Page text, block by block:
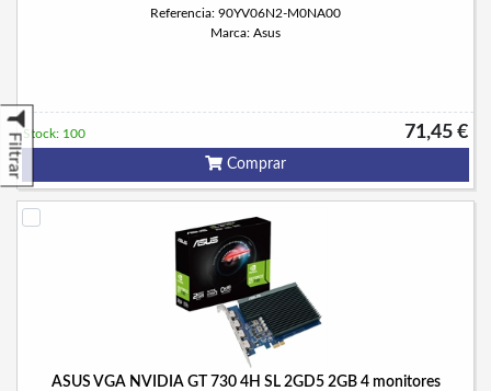
Filtrar
Referencia: 90YV06N2-M0NA00
Marca: Asus
71,45 €
Stock: 100
Comprar
ASUS VGA NVIDIA GT 730 4H SL 2GD5 2GB 4 monitores